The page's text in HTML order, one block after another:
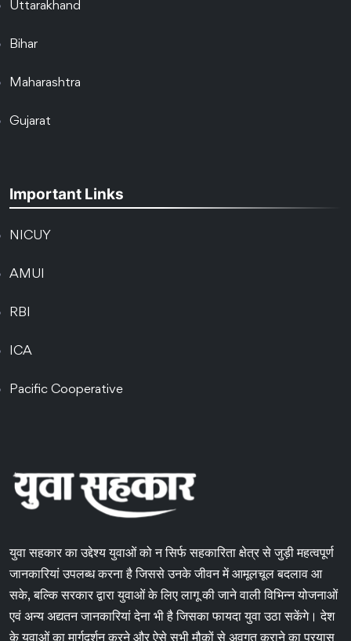
Uttarakhand
Bihar
Maharashtra
Gujarat
Important Links
NICUY
AMUI
RBI
ICA
Pacific Cooperative
युवा सहकार का उद्देश्य युवाओं को न सिर्फ सहकारिता क्षेत्र से जुड़ी महत्वपूर्ण
जानकारियां उपलब्ध करना है जिससे उनके जीवन में आमूलचूल बदलाव आ
सके, बल्कि सरकार द्वारा युवाओं के लिए लागू की जाने वाली विभिन्न योजनाओं
एवं अन्य अद्यतन जानकारियां देना भी है जिसका फायदा युवा उठा सकेंगे। देश
के युवाओं का मार्गदर्शन करने और ऐसे सभी मौकों से अवगत कराने का प्रयास